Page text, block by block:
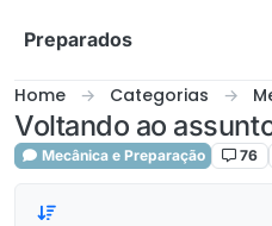
Preparados
Home Categorias
Voltando ao
Mecânica e Preparação 76